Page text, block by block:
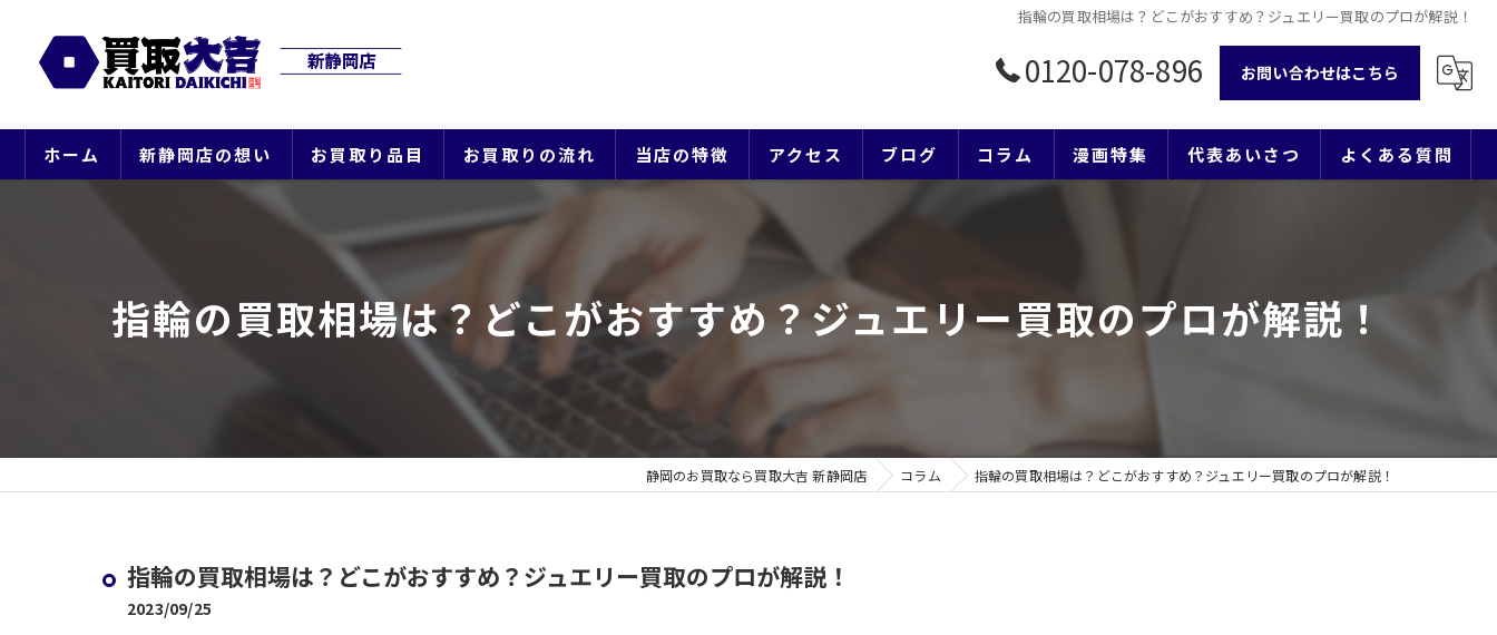
指輪の買取相場は？どこがおすすめ？ジュエリー買取のプロが解説！
0120-078-896 お問い合わせはこちら
ホーム 新静岡店の想い お買取り品目 お買取りの流れ 当店の特徴
ブランド
ジュエリー
時計
アクセス ブログ コラム 漫画特集 代表あいさつ よくある質問
指輪の買取相場は？どこがおすすめ？ジュエリー買取のプロが解説！
静岡のお買取なら買取大吉 新静岡店 コラム 指輪の買取相場は？どこがおすすめ？ジュエリー買取のプロが解説！
指輪の買取相場は？どこがおすすめ？ジュエリー買取のプロが解説！
2023/09/25